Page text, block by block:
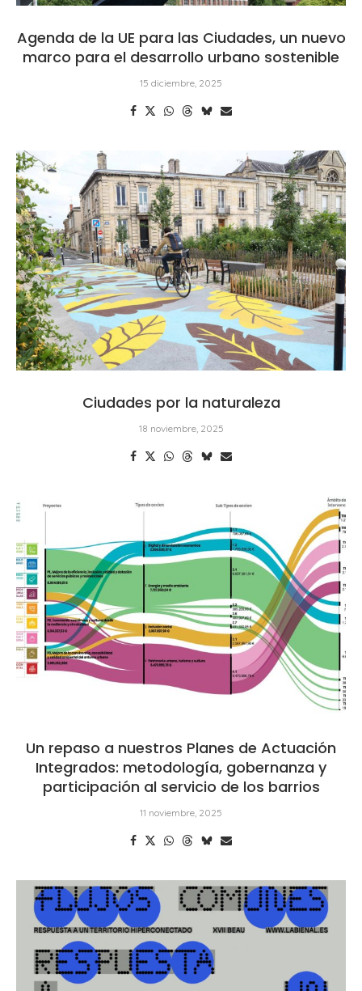
Agenda de la UE para las Ciudades, un nuevo
marco para el desarrollo urbano sostenible
15 diciembre, 2025
Ciudades por la naturaleza
18 noviembre, 2025
Un repaso a nuestros Planes de Actuación
Integrados: metodología, gobernanza y
participación al servicio de los barrios
11 noviembre, 2025